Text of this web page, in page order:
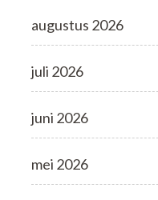
augustus 2026
juli 2026
juni 2026
mei 2026